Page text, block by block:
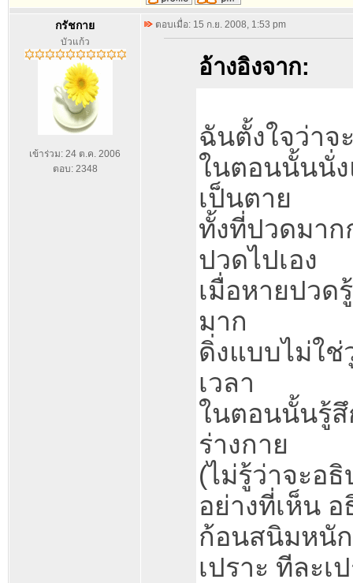
กรัชกาย
บัวแก้ว
เข้าร่วม: 24 ต.ค. 2006
ตอบ: 2348
ตอบเมื่อ: 15 ก.ย. 2008, 1:53 pm
อ้างอิงจาก:
ฉันตั้งใจว่าจ
ในตอนนั้นนั่ง
เป็นตาย
ทั้งที่ปวดมา
ปวดไปเอง
เมื่อหายปวด
มาก
ดิ่งแบบไม่ใช่
เวลา
ในตอนนั้นรู้
ร่างกาย
(ไม่รู้ว่าจะอ
อย่างที่เห็น
ก้อนสนิมหนั
เปราะ ทีละเ